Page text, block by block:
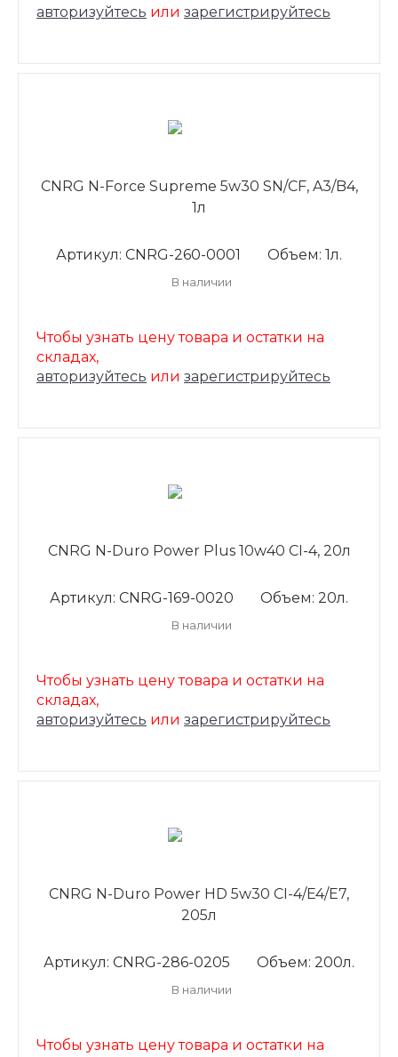
авторизуйтесь или зарегистрируйтесь
CNRG N-Force Supreme 5w30 SN/CF, A3/B4,
1л
Артикул: CNRG-260-0001 Объем: 1л.
В наличии
Чтобы узнать цену товара и остатки на
складах,
авторизуйтесь или зарегистрируйтесь
CNRG N-Duro Power Plus 10w40 CI-4, 20л
Артикул: CNRG-169-0020 Объем: 20л.
В наличии
Чтобы узнать цену товара и остатки на
складах,
авторизуйтесь или зарегистрируйтесь
CNRG N-Duro Power HD 5w30 CI-4/E4/E7,
205л
Артикул: CNRG-286-0205 Объем: 200л.
В наличии
Чтобы узнать цену товара и остатки на